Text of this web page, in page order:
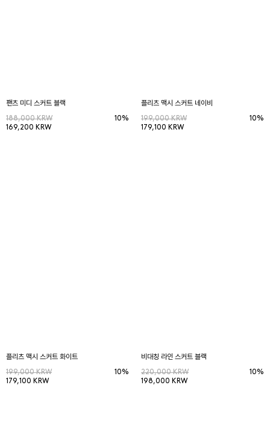
팬츠 미디 스커트 블랙
188,000 KRW
169,200 KRW
10%
플리츠 맥시 스커트 네이비
199,000 KRW
179,100 KRW
10%
플리츠 맥시 스커트 화이트
199,000 KRW
179,100 KRW
10%
비대칭 라인 스커트 블랙
220,000 KRW
198,000 KRW
10%